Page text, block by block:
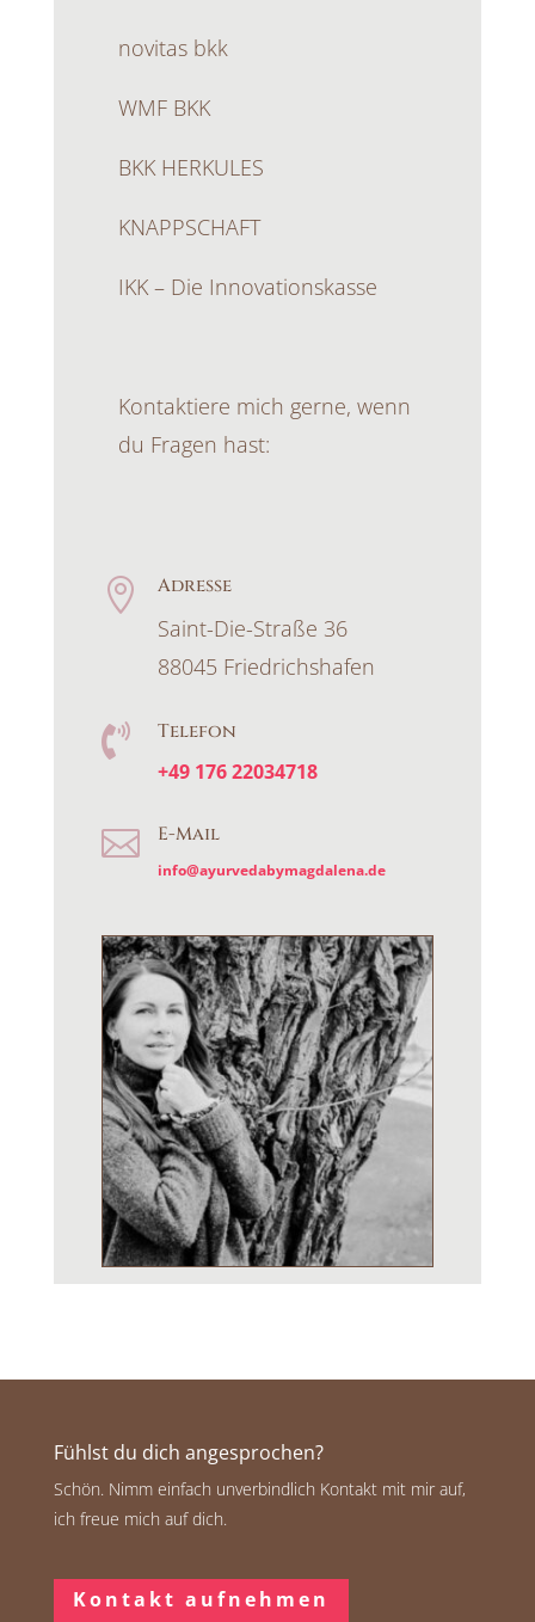
novitas bkk
WMF BKK
BKK HERKULES
KNAPPSCHAFT
IKK – Die Innovationskasse
Kontaktiere mich gerne, wenn
du Fragen hast:
 Adresse
Saint-Die-Straße 36
88045 Friedrichshafen
 Telefon
+49 176 22034718
 E-Mail
info@ayurvedabymagdalena.de
Fühlst du dich angesprochen?
Schön. Nimm einfach unverbindlich Kontakt mit mir auf,
ich freue mich auf dich.
Kontakt aufnehmen